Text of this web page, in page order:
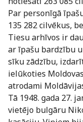
Par personīgā
135 282 cilvēkus,
Tiesu arhīvos ir
ar īpašu bardzību
sīku zādzību,
ielūkoties
atrodami
Tā 1948. gada 27.
vietējo bulgāru